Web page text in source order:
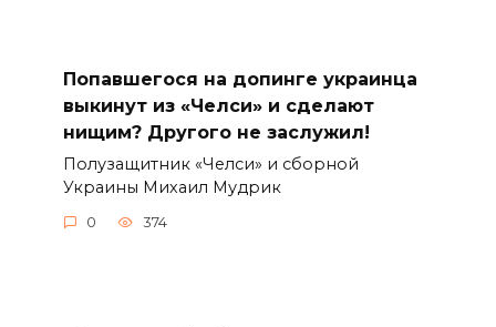
Попавшегося на допинге украинца
выкинут из «Челси» и сделают
нищим? Другого не заслужил!
Полузащитник «Челси» и сборной
Украины Михаил Мудрик
0 374